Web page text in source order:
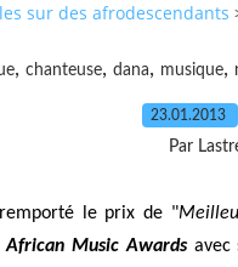
sur des afrodescendants
, chanteuse, dana, musique,
23.01.2013
Par
le prix de "
African Music Awardsavec